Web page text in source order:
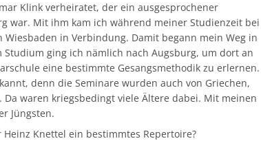
Klink verheiratet, der ein ausgesprochener
war. Mit ihm kam ich während meiner Studienzeit bei
in Verbindung. Damit begann mein Weg in
Studium ging ich nämlich nach Augsburg, um dort an
eine bestimmte Gesangsmethodik zu erlernen.
denn die Seminare wurden auch von Griechen,
Da waren kriegsbedingt viele Ältere dabei. Mit meinen
Jüngsten.
Heinz Knettel ein bestimmtes Repertoire?